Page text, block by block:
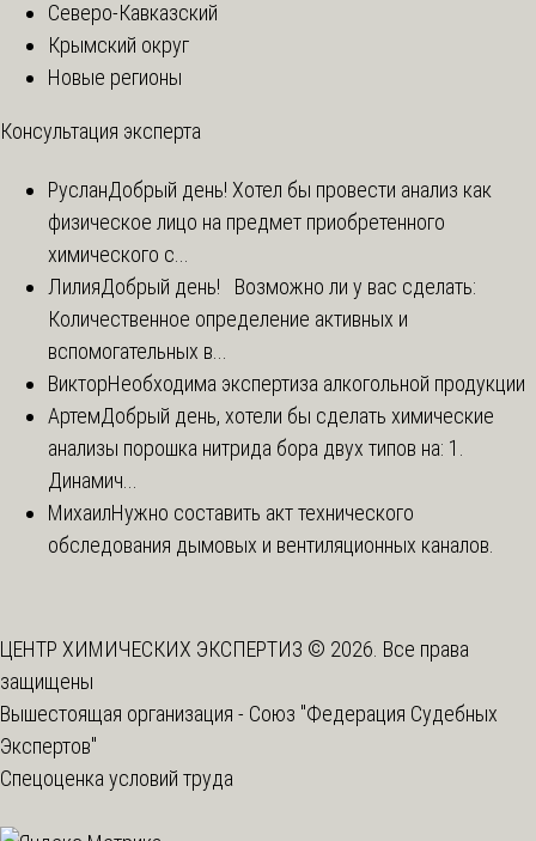
Северо-Кавказский
Крымский округ
Новые регионы
Консультация эксперта
РусланДобрый день! Хотел бы провести анализ как
физическое лицо на предмет приобретенного
химического с...
ЛилияДобрый день! Возможно ли у вас сделать:
Количественное определение активных и
вспомогательных в...
ВикторНеобходима экспертиза алкогольной продукции
АртемДобрый день, хотели бы сделать химические
анализы порошка нитрида бора двух типов на: 1.
Динамич...
МихаилНужно составить акт технического
обследования дымовых и вентиляционных каналов.
ЦЕНТР ХИМИЧЕСКИХ ЭКСПЕРТИЗ © 2026. Все права
защищены
Вышестоящая организация - Союз "Федерация Судебных
Экспертов"
Спецоценка условий труда